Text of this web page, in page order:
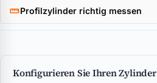
Profilzylinder richtig messen
Konfigurieren Sie Ihren Zylinder